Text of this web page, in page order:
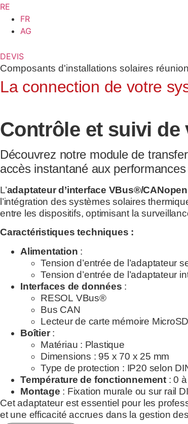
RE
FR
AG
DEVIS
Composants d'installations solaires réunion
La connection de votre
Contrôle et suivi
Découvrez notre module de
accès instantané aux
L’adaptateur d’interface VBus®/CANopen
l’intégration des systèmes solaires
entre les dispositifs, optimisant la
Caractéristiques techniques :
Alimentation :
Tension d’entrée de l’adaptateur
Tension d’entrée de l’adaptateur
Interfaces de données :
RESOL VBus®
Bus CAN
Lecteur de carte mémoire MicroSD
Boîtier:
Matériau : Plastique
Dimensions : 95 x 70 x 25 mm
Type de protection : IP20 selon
Température de fonctionnement: 0 à
Montage : Fixation murale ou sur rail
Cet adaptateur est essentiel pour les
et une efficacité accrues dans la gestion